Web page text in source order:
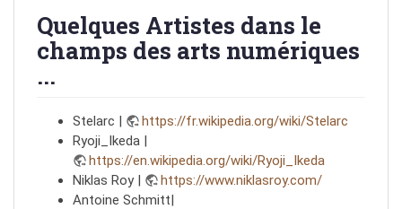
Quelques Artistes dans le
champs des arts numériques
...
Stelarc |
https://fr.wikipedia.org/wiki/Stelarc
Ryoji_Ikeda |
https://en.wikipedia.org/wiki/Ryoji_Ikeda
Niklas Roy |
https://www.niklasroy.com/
Antoine Schmitt|